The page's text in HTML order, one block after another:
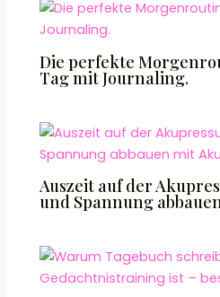
Die perfekte
Tag mit Journaling.
Auszeit auf der
und Spannung